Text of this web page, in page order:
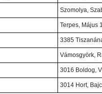
Szomolya,
Terpes, Május
3385
Vámosgyörk,
3016 Boldog,
3014 Hort,